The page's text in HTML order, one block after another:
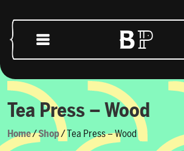
Navigazione principale
Tea Press – Wood
Home/Shop/ Tea Press – Wood